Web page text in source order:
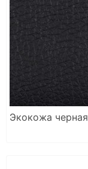
Экокожа черная